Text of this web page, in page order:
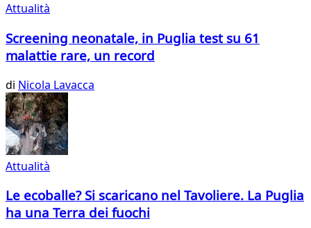
Attualità
Screening neonatale, in Puglia test su 61
malattie rare, un record
di Nicola Lavacca
Attualità
Le ecoballe? Si scaricano nel Tavoliere. La Puglia
ha una Terra dei fuochi